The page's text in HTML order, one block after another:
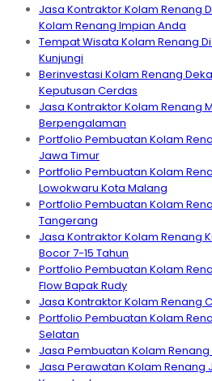
Jasa Kontraktor Kolam Renang
Kolam Renang Impian Anda
Tempat Wisata Kolam Renang
Kunjungi
Berinvestasi Kolam Renang
Keputusan Cerdas
Jasa Kontraktor Kolam Renang
Berpengalaman
Portfolio Pembuatan Kolam
Jawa Timur
Portfolio Pembuatan Kolam
Lowokwaru Kota Malang
Portfolio Pembuatan Kolam
Tangerang
Jasa Kontraktor Kolam Renang
Bocor 7-15 Tahun
Portfolio Pembuatan Kolam
Flow Bapak Rudy
Jasa Kontraktor Kolam Renang
Portfolio Pembuatan Kolam
Selatan
Jasa Pembuatan Kolam
Jasa Perawatan Kolam Renang